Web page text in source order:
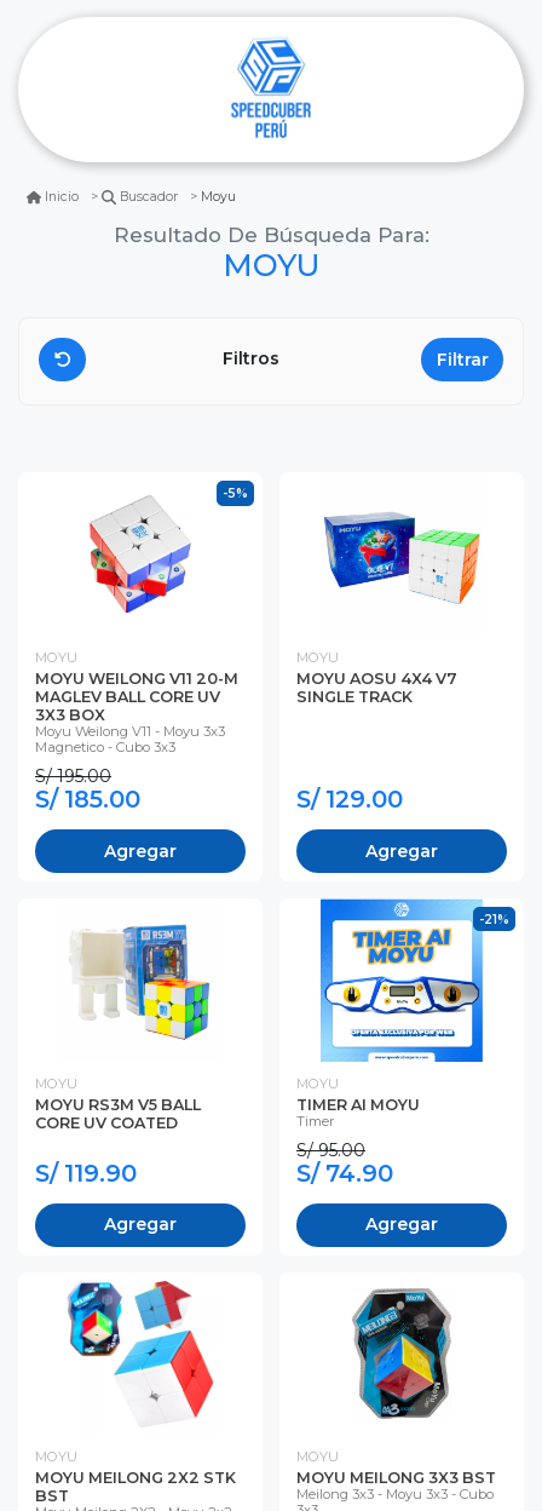
Inicio Buscador Moyu
Resultado De Búsqueda Para:
MOYU
Filtros Filtrar
-5%
MOYU
MOYU WEILONG V11 20-M
MAGLEV BALL CORE UV
3X3 BOX
Moyu Weilong V11 - Moyu 3x3
Magnetico - Cubo 3x3
S/ 195.00
S/ 185.00
Agregar
MOYU
MOYU AOSU 4X4 V7
SINGLE TRACK
S/ 129.00
Agregar
MOYU
MOYU RS3M V5 BALL
CORE UV COATED
S/ 119.90
Agregar
-21%
MOYU
TIMER AI MOYU
Timer
S/ 95.00
S/ 74.90
Agregar
MOYU
MOYU MEILONG 2X2 STK
BST
MOYU
MOYU MEILONG 3X3 BST
Meilong 3x3 - Moyu 3x3 - Cubo